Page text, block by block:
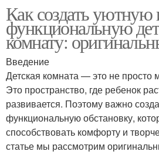
Как создать уютную
функциональную
комнату:
Введение
Детская комната — это не просто
Это пространство, где ребенок
развивается. Поэтому важно
функциональную обстановку,
способствовать комфорту и
статье мы рассмотрим